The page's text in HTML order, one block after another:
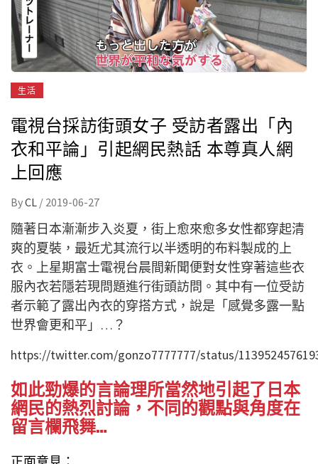
生活
電視台採訪街頭女子 受訪者露出「內
衣和平論」引起網民熱話 本尊真人網
上回應
ByCL / 2019-06-27
隨著日本漸漸步入炎夏，街上愈來愈多女性都穿起清
爽的夏裝，最近尤其流行以半透明的布料製成的上
衣。上星期富士電視台晨間新聞便對女性穿著這些衣
服內衣若隱若現問題進行街頭訪問。其中有一位受訪
者示範了露出內衣的穿搭方式，說是「感覺多露一點
世界會更和平」…？
https://twitter.com/gonzo7777777/status/
如此勁爆的言論理所當然地引起了日本
網民的熱烈討論，不同的觀點與角度在
留言欄飛舞…
正面意見：